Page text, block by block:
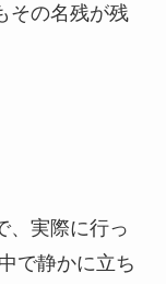
その名残が残
、実際に行っ
で静かに立ち